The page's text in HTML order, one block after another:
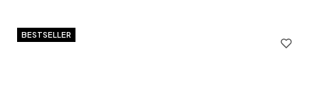
BESTSELLER